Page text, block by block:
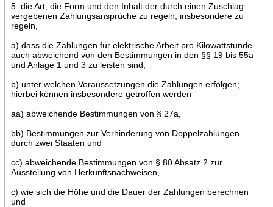
5. die Art, die Form und den Inhalt der durch einen Zuschlag
vergebenen Zahlungsansprüche zu regeln, insbesondere zu
regeln,
a) dass die Zahlungen für elektrische Arbeit pro Kilowattstunde
auch abweichend von den Bestimmungen in den §§ 19 bis 55a
und Anlage 1 und 3 zu leisten sind,
b) unter welchen Voraussetzungen die Zahlungen erfolgen;
hierbei können insbesondere getroffen werden
aa) abweichende Bestimmungen von § 27a,
bb) Bestimmungen zur Verhinderung von Doppelzahlungen
durch zwei Staaten und
cc) abweichende Bestimmungen von § 80 Absatz 2 zur
Ausstellung von Herkunftsnachweisen,
c) wie sich die Höhe und die Dauer der Zahlungen berechnen
und